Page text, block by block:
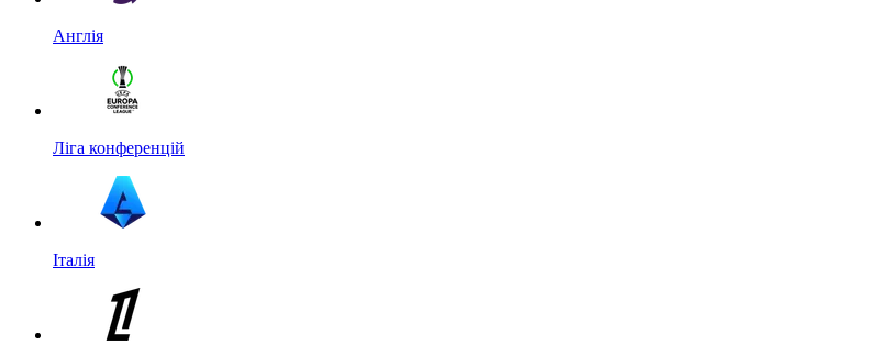
Англія
Ліга конференцій
Італія